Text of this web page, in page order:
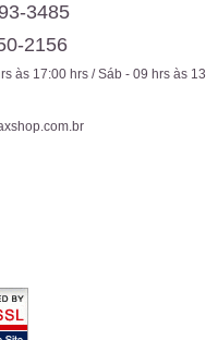
3485
2156
às 17:00 hrs / Sáb - 09 hrs às 13